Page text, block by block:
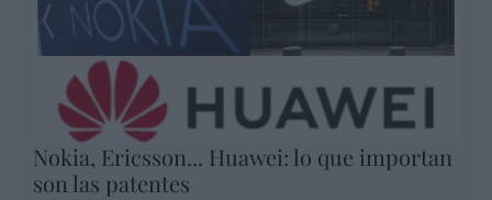
Nokia, Ericsson... Huawei: lo que importan
son las patentes